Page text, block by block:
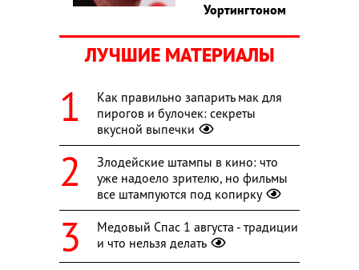
Уортингтоном
ЛУЧШИЕ МАТЕРИАЛЫ
Как правильно запарить мак для
пирогов и булочек: секреты
вкусной выпечки
Злодейские штампы в кино: что
уже надоело зрителю, но фильмы
все штампуются под копирку
Медовый Спас 1 августа - традиции
и что нельзя делать